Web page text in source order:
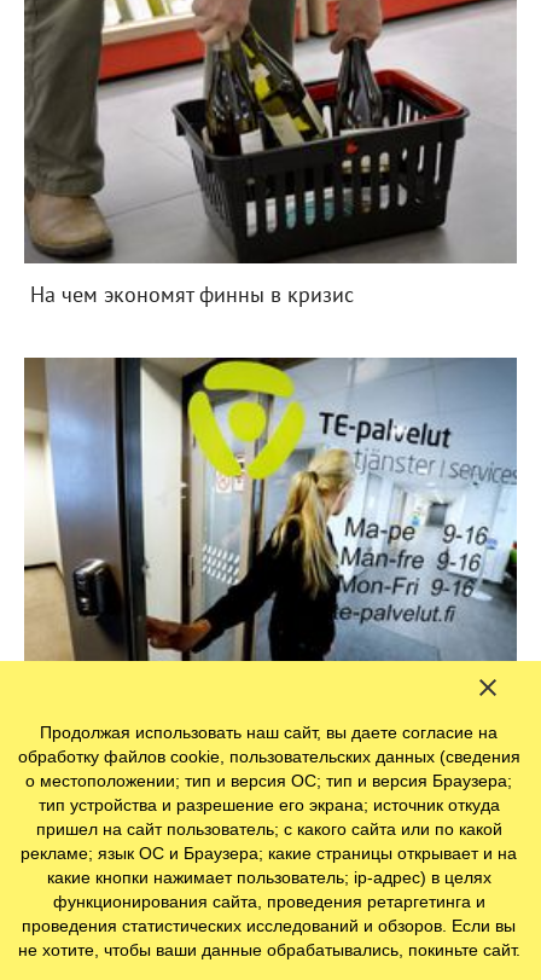
На чем экономят финны в кризис
Как в Финляндии поддерживают граждан в
условиях кризиса
Новости
Продолжая использовать наш сайт, вы даете согласие на
обработку файлов cookie, пользовательских данных (сведения
о местоположении; тип и версия ОС; тип и версия Браузера;
тип устройства и разрешение его экрана; источник откуда
пришел на сайт пользователь; с какого сайта или по какой
рекламе; язык ОС и Браузера; какие страницы открывает и на
какие кнопки нажимает пользователь; ip-адрес) в целях
функционирования сайта, проведения ретаргетинга и
проведения статистических исследований и обзоров. Если вы
не хотите, чтобы ваши данные обрабатывались, покиньте сайт.